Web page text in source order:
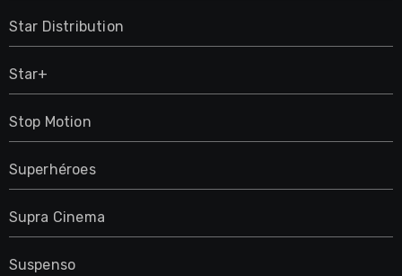
Star Distribution
Star+
Stop Motion
Superhéroes
Supra Cinema
Suspenso